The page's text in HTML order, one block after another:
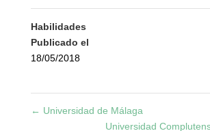
Habilidades
Publicado el
18/05/2018
← Universidad de Málaga
Universidad